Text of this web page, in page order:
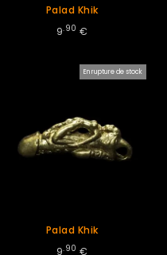
Palad Khik
9.90 €
En rupture de stock
Palad Khik
9.90 €